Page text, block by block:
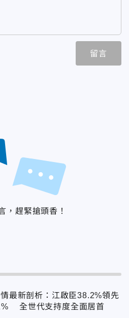
留言
，趕緊搶頭香！
最新剖析：江啟臣38.2%領先
全世代支持度全面居首